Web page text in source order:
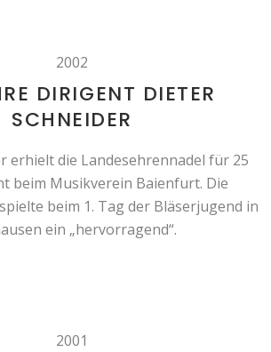
2002
DIRIGENT DIETER
SCHNEIDER
erhielt die Landesehrennadel für 25
beim Musikverein Baienfurt. Die
beim 1. Tag der Bläserjugend in
ein „hervorragend“.
2001